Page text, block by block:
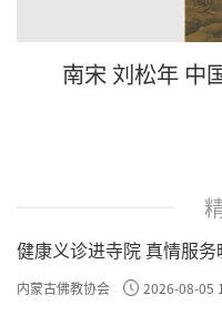
南宋 刘松年 中
健康义诊进寺院 真情服
内蒙古佛教协会 2026-08-05